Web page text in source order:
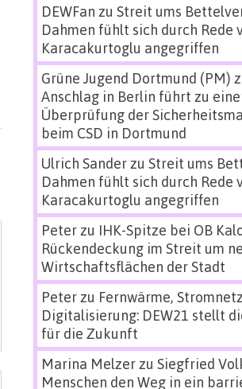
DEWFan zu Streit ums
Dahmen fühlt sich durch Rede
Karacakurtoglu angegriffen
Grüne Jugend Dortmund (PM)
Anschlag in Berlin führt zu
Überprüfung der
beim CSD in Dortmund
Ulrich Sanderzu Streit ums
Dahmen fühlt sich durch Rede
Karacakurtoglu angegriffen
Peterzu IHK-Spitze bei OB
Rückendeckung im Streit um
Wirtschaftsflächen der Stadt
Peterzu Fernwärme,
Digitalisierung: DEW21 stellt
für die Zukunft
Marina Melzerzu Siegfried
Menschen den Weg in ein